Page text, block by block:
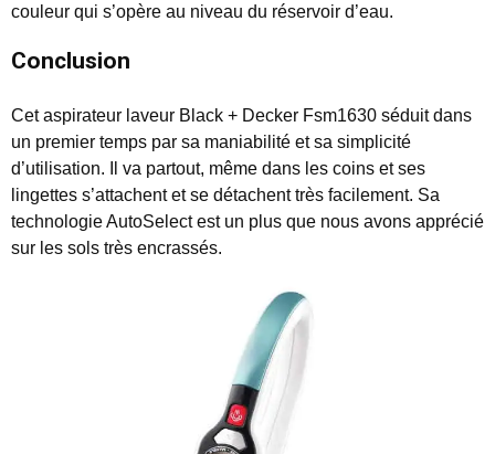
couleur qui s’opère au niveau du réservoir d’eau.
Conclusion
Cet aspirateur laveur Black + Decker Fsm1630 séduit dans
un premier temps par sa maniabilité et sa simplicité
d’utilisation. Il va partout, même dans les coins et ses
lingettes s’attachent et se détachent très facilement. Sa
technologie AutoSelect est un plus que nous avons apprécié
sur les sols très encrassés.